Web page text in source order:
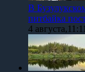
В
питбайка
4 августа,11:11